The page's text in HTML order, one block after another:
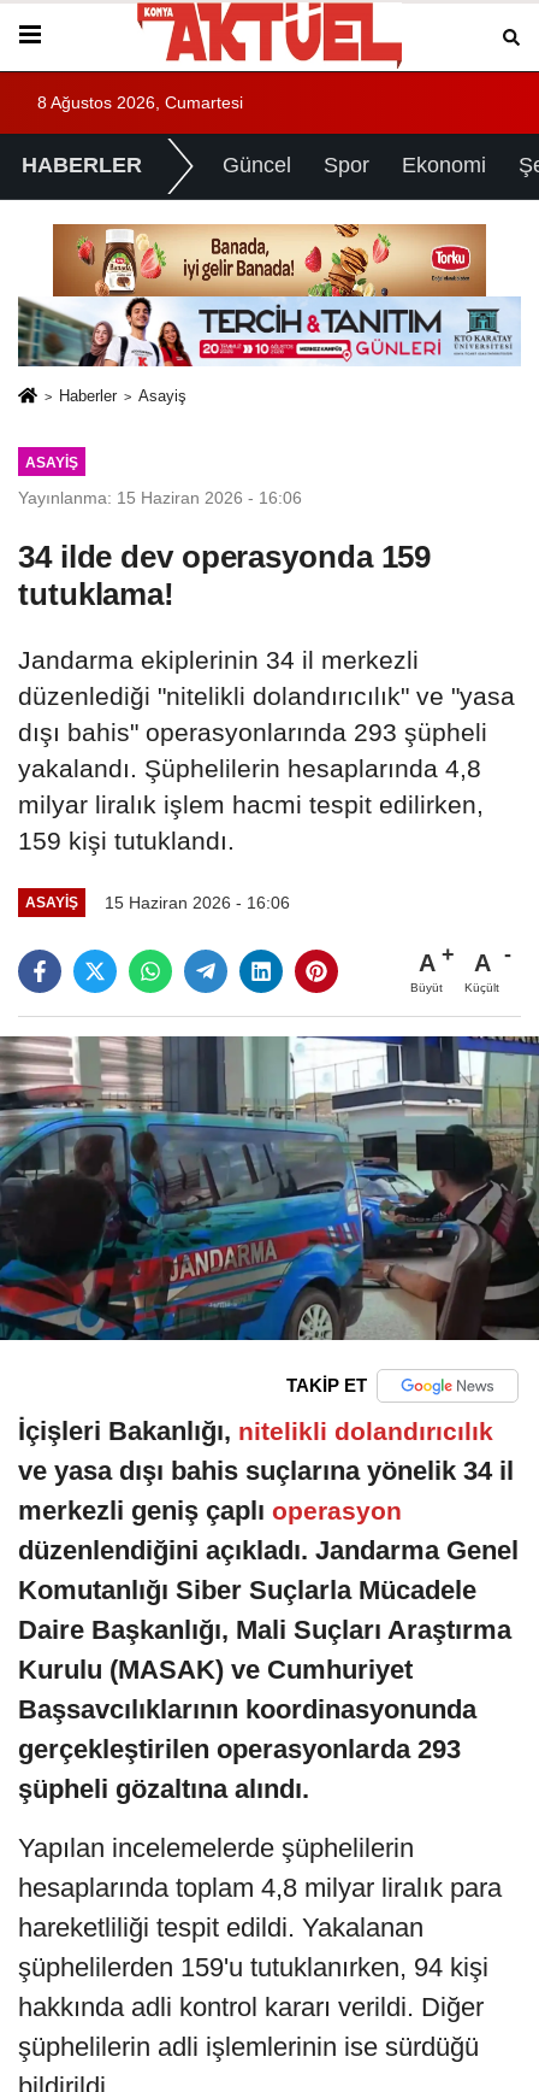
8 Ağustos 2026, Cumartesi
HABERLER Güncel Spor Ekonomi
Haberler Asayiş
ASAYIŞ
Yayınlanma: 15 Haziran 2026 - 16:06
34 ilde dev operasyonda 159
tutuklama!
Jandarma ekiplerinin 34 il merkezli
düzenlediği "nitelikli dolandırıcılık" ve "yasa
dışı bahis" operasyonlarında 293 şüpheli
yakalandı. Şüphelilerin hesaplarında 4,8
milyar liralık işlem hacmi tespit edilirken,
159 kişi tutuklandı.
ASAYIŞ 15 Haziran 2026 - 16:06
A
Büyüt
A
Küçült
TAKİP ET
İçişleri Bakanlığı, nitelikli dolandırıcılık
ve yasa dışı bahis suçlarına yönelik 34 il
merkezli geniş çaplı operasyon
düzenlendiğini açıkladı. Jandarma Genel
Komutanlığı Siber Suçlarla Mücadele
Daire Başkanlığı, Mali Suçları Araştırma
Kurulu (MASAK) ve Cumhuriyet
Başsavcılıklarının koordinasyonunda
gerçekleştirilen operasyonlarda 293
şüpheli gözaltına alındı.
Yapılan incelemelerde şüphelilerin
hesaplarında toplam 4,8 milyar liralık para
hareketliliği tespit edildi. Yakalanan
şüphelilerden 159'u tutuklanırken, 94 kişi
hakkında adli kontrol kararı verildi. Diğer
şüphelilerin adli işlemlerinin ise sürdüğü